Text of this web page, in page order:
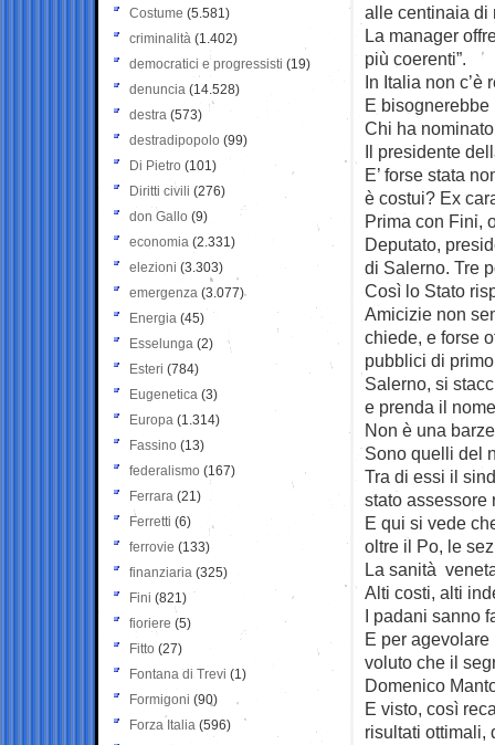
alle centinaia di
La manager
più coerenti”.
In Italia non c’è
E
Chi ha
Il presidente
E’ forse stata
è costui? Ex
Prima con Fini,
Deputato,
di Salerno. Tre
Così lo Stato
Amicizie non
chiede, e forse
pubblici di
Salerno, si
e prenda il
Non è una
Sono quelli del
Tra di essi il
stato
E qui si vede
oltre il Po, le
La sanità
Alti costi, alti
I padani sanno
E per
voluto che il
Domenico
E visto, così
risultati ottimali,
Costume (5.581)
criminalità (1.402)
democratici e progressisti (19)
denuncia (14.528)
destra (573)
destradipopolo (99)
Di Pietro (101)
Diritti civili (276)
don Gallo (9)
economia (2.331)
elezioni (3.303)
emergenza (3.077)
Energia (45)
Esselunga (2)
Esteri (784)
Eugenetica (3)
Europa (1.314)
Fassino (13)
federalismo (167)
Ferrara (21)
Ferretti (6)
ferrovie (133)
finanziaria (325)
Fini (821)
fioriere (5)
Fitto (27)
Fontana di Trevi (1)
Formigoni (90)
Forza Italia (596)